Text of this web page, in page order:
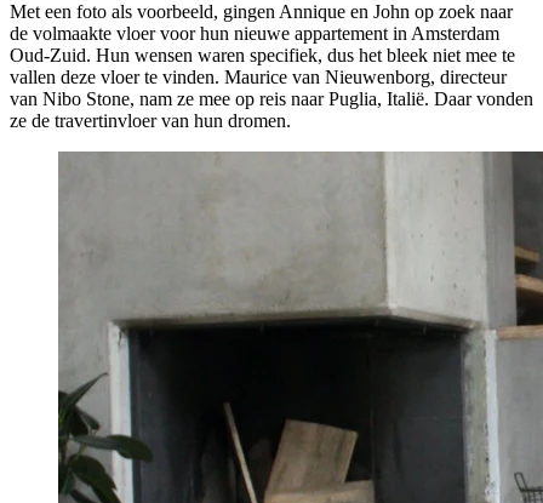
Met een foto als voorbeeld, gingen Annique en John op zoek naar
de volmaakte vloer voor hun nieuwe appartement in Amsterdam
Oud-Zuid. Hun wensen waren specifiek, dus het bleek niet mee te
vallen deze vloer te vinden. Maurice van Nieuwenborg, directeur
van Nibo Stone, nam ze mee op reis naar Puglia, Italië. Daar vonden
ze de travertinvloer van hun dromen.